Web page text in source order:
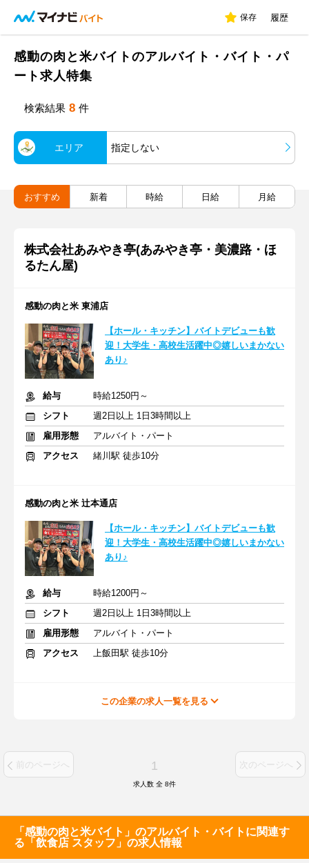
保存 履歴
感動の肉と米バイトのアルバイト・バイト・パ
ート求人特集
検索結果 8 件
エリア 指定しない
おすすめ 新着 時給 日給 月給
株式会社あみやき亭(あみやき亭・美濃路・ほ
るたん屋)
感動の肉と米 東浦店
【ホール・キッチン】バイトデビューも歓
迎！大学生・高校生活躍中◎嬉しいまかない
あり♪
給与
時給1250円～
シフト
週2日以上 1日3時間以上
雇用形態
アルバイト・パート
アクセス
緒川駅 徒歩10分
感動の肉と米 辻本通店
【ホール・キッチン】バイトデビューも歓
迎！大学生・高校生活躍中◎嬉しいまかない
あり♪
給与
時給1200円～
シフト
週2日以上 1日3時間以上
雇用形態
アルバイト・パート
アクセス
上飯田駅 徒歩10分
この企業の求人一覧を見る
前のページへ 1 次のページへ
求人数 全 8件
「感動の肉と米バイト」のアルバイト・バイトに関連す
る「飲食店 スタッフ」の求人情報